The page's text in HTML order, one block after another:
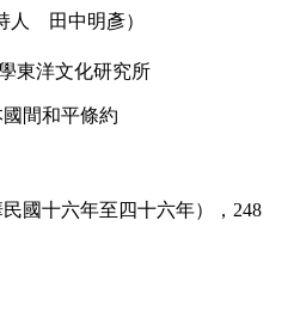
人 田中明彥）
東洋文化研究所
間和平條約
國十六年至四十六年），248